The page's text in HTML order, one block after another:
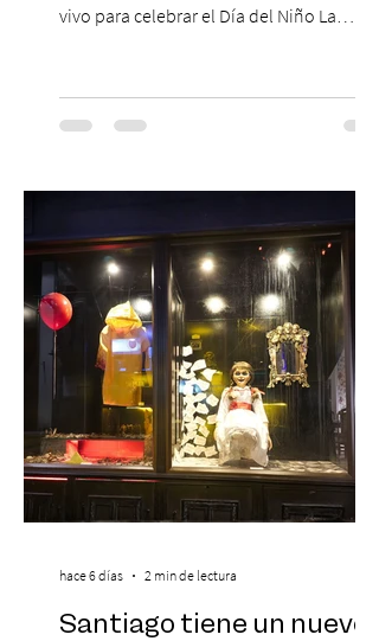
vivo para celebrar el Día del Niño La
musical única e inolvidable con motivo del
Día del Niño. El espectáculo Hollywood
de todos los tiempos en un concierto en
sinfónica en pleno, coro y una
sorprendente puesta en escena pensada
especialmente pa
Santiago tiene un nuevo
hace 6 días 2 min de lectura